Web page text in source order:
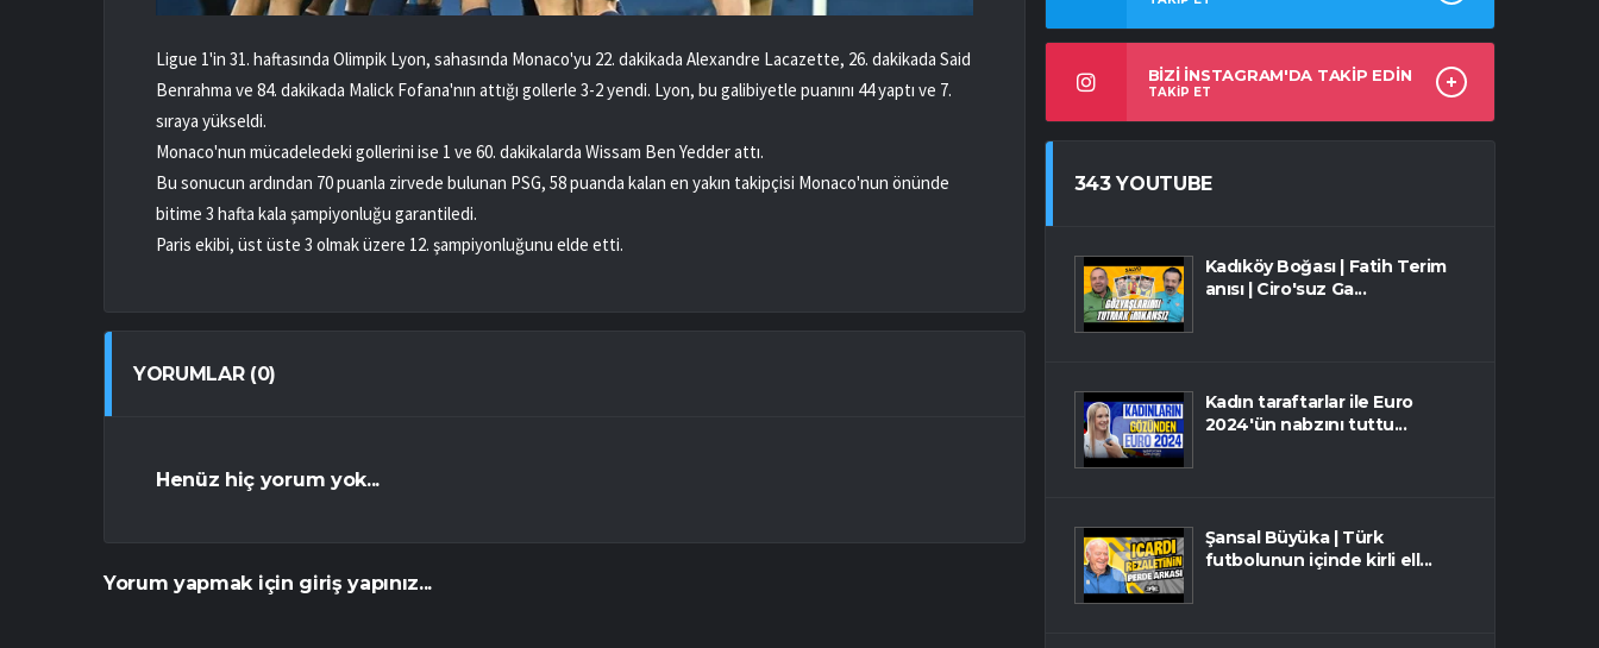
Ligue 1'in 31. haftasında Olimpik Lyon, sahasında Monaco'yu 22. dakikada Alexandre Lacazette, 26. dakikada Said
Benrahma ve 84. dakikada Malick Fofana'nın attığı gollerle 3-2 yendi. Lyon, bu galibiyetle puanını 44 yaptı ve 7.
sıraya yükseldi.
Monaco'nun mücadeledeki gollerini ise 1 ve 60. dakikalarda Wissam Ben Yedder attı.
Bu sonucun ardından 70 puanla zirvede bulunan PSG, 58 puanda kalan en yakın takipçisi Monaco'nun önünde
bitime 3 hafta kala şampiyonluğu garantiledi.
Paris ekibi, üst üste 3 olmak üzere 12. şampiyonluğunu elde etti.
YORUMLAR (0)
Henüz hiç yorum yok...
Yorum yapmak için giriş yapınız...
BİZİ İNSTAGRAM'DA TAKİP EDİN
TAKİP ET
343 YOUTUBE
Kadıköy Boğası | Fatih Terim
anısı | Ciro'suz Ga...
Kadın taraftarlar ile Euro
2024'ün nabzını tuttu...
Şansal Büyüka | Türk
futbolunun içinde kirli ell...